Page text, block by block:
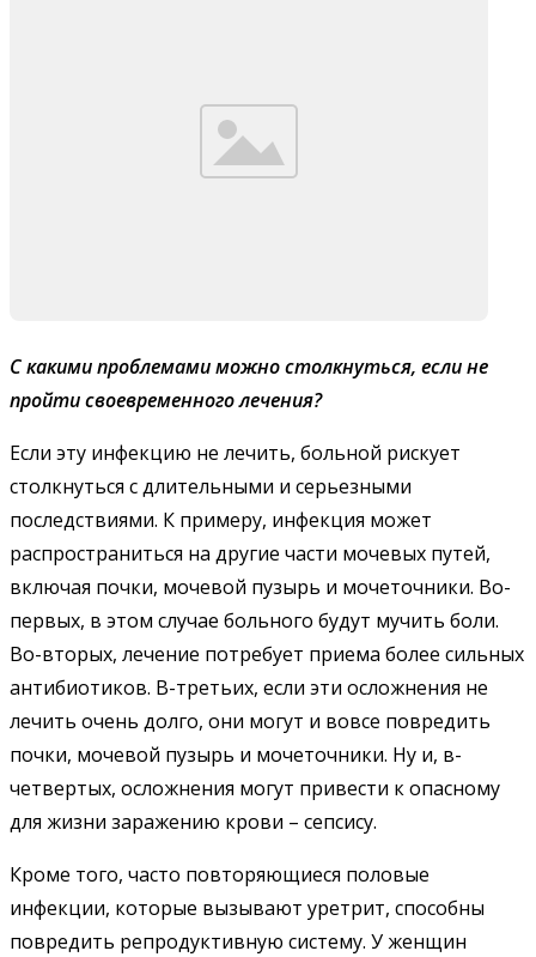
С какими проблемами можно столкнуться, если не
пройти своевременного лечения?
Если эту инфекцию не лечить, больной рискует
столкнуться с длительными и серьезными
последствиями. К примеру, инфекция может
распространиться на другие части мочевых путей,
включая почки, мочевой пузырь и мочеточники. Во-
первых, в этом случае больного будут мучить боли.
Во-вторых, лечение потребует приема более сильных
антибиотиков. В-третьих, если эти осложнения не
лечить очень долго, они могут и вовсе повредить
почки, мочевой пузырь и мочеточники. Ну и, в-
четвертых, осложнения могут привести к опасному
для жизни заражению крови – сепсису.
Кроме того, часто повторяющиеся половые
инфекции, которые вызывают уретрит, способны
повредить репродуктивную систему. У женщин